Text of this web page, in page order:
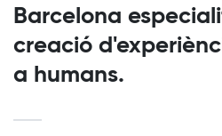
Barcelona
creació
a humans.